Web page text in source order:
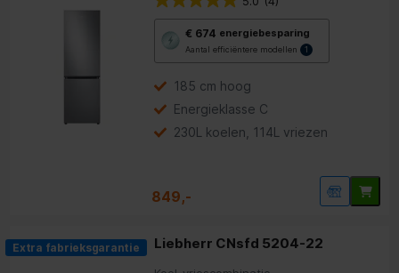
€ 674 energiebesparing
Aantal efficiëntere modellen 1
Youreko’s
voor
energiebesparing.
185 cm hoog
Energieklasse C
230L koelen, 114L vriezen
849,-
Extra fabrieksgarantie Liebherr CNsfd 5204-22